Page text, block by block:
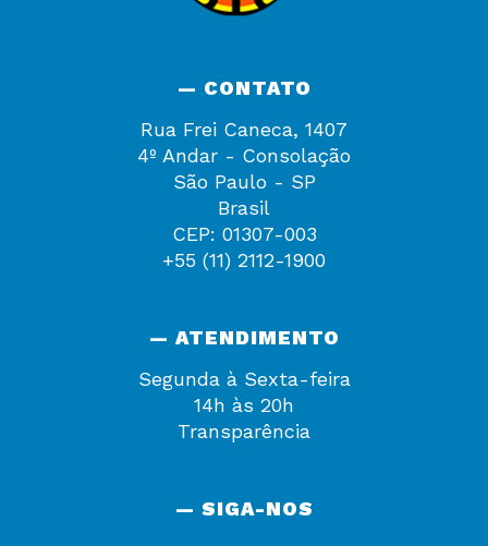
— CONTATO
Rua Frei Caneca, 1407
4º Andar - Consolação
São Paulo - SP
Brasil
CEP: 01307-003
+55 (11) 2112-1900
— ATENDIMENTO
Segunda à Sexta-feira
14h às 20h
Transparência
— SIGA-NOS